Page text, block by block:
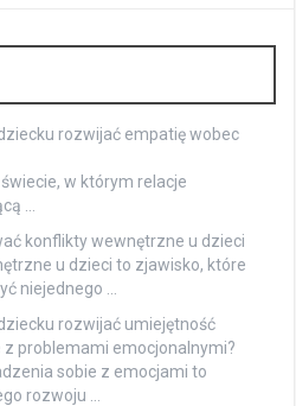
rozwijać empatię wobec
w którym relacje
…
konflikty wewnętrzne u dzieci
u dzieci to zjawisko, które
niejednego …
rozwijać umiejętność
z problemami emocjonalnymi?
sobie z emocjami to
rozwoju …